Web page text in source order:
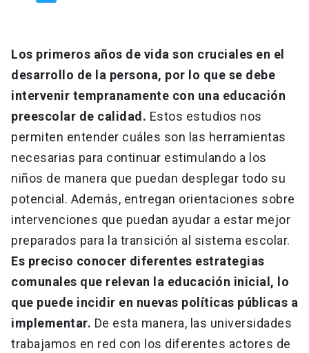
Los primeros años de vida son cruciales en el
desarrollo de la persona, por lo que se debe
intervenir tempranamente con una educación
preescolar de calidad. Estos estudios nos
permiten entender cuáles son las herramientas
necesarias para continuar estimulando a los
niños de manera que puedan desplegar todo su
potencial. Además, entregan orientaciones sobre
intervenciones que puedan ayudar a estar mejor
preparados para la transición al sistema escolar.
Es preciso conocer diferentes estrategias
comunales que relevan la educación inicial, lo
que puede incidir en nuevas políticas públicas a
implementar. De esta manera, las universidades
trabajamos en red con los diferentes actores de